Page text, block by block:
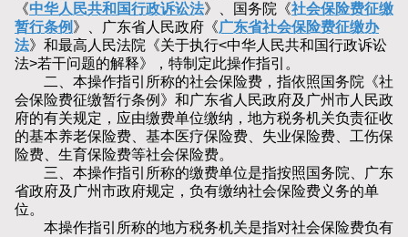
《中华人民共和国行政诉讼法》、国务院《社会保险费征缴
暂行条例 》、广东省人民政府《广东省社会保险费征缴办
法》和最高人民法院《关于执行<中华人民共和国行政诉讼
法>若干问题的解释》，特制定此操作指引。
二、本操作指引所称的社会保险费，指依照国务院《社
会保险费征缴暂行条例》和广东省人民政府及广州市人民政
府的有关规定，应由缴费单位缴纳，地方税务机关负责征收
的基本养老保险费、基本医疗保险费、失业保险费、工伤保
险费、生育保险费等社会保险费。
三、本操作指引所称的缴费单位是指按照国务院、广东
省政府及广州市政府规定，负有缴纳社会保险费义务的单
位。
本操作指引所称的地方税务机关是指对社会保险费负有